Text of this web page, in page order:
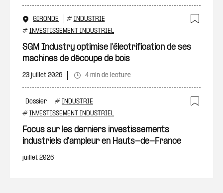
GIRONDE # INDUSTRIE
# INVESTISSEMENT INDUSTRIEL
SGM Industry optimise l’électrification de ses
machines de découpe de bois
23 juillet 2026 4 min de lecture
Dossier # INDUSTRIE
# INVESTISSEMENT INDUSTRIEL
Focus sur les derniers investissements
industriels d'ampleur en Hauts-de-France
juillet 2026